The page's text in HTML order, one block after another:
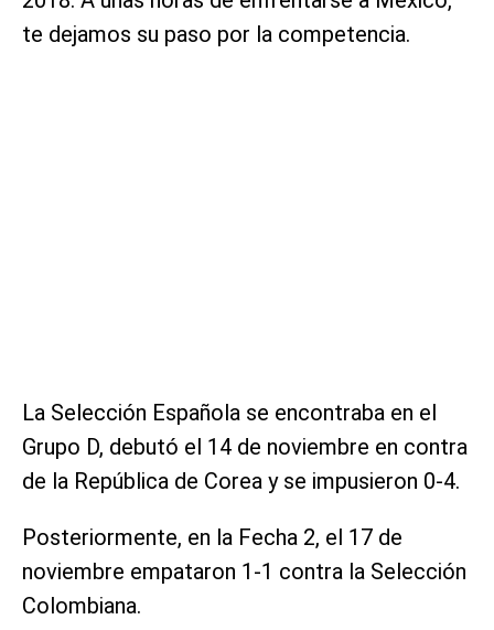
te dejamos su paso por la competencia.
La Selección Española se encontraba en el
Grupo D, debutó el 14 de noviembre en contra
de la República de Corea y se impusieron 0-4.
Posteriormente, en la Fecha 2, el 17 de
noviembre empataron 1-1 contra la Selección
Colombiana.